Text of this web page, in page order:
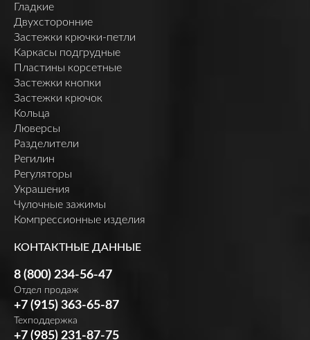
Гладкие
Двухсторонние
Застежки крючки-петли
Каркасы подгрудные
Пластины корсетные
Застежки кнопки
Застежки крючок
Кольца
Люверсы
Разделители
Регилин
Регуляторы
Украшения
Чулочные зажимы
Компрессионные изделия
КОНТАКТНЫЕ ДАННЫЕ
8 (800) 234-56-47
Отдел продаж
+7 (915) 363-65-87
Техподдержка
+7 (985) 231-87-75